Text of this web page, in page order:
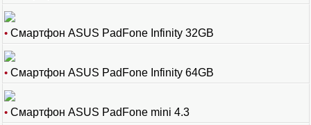
• Смартфон ASUS PadFone Infinity 32GB
• Смартфон ASUS PadFone Infinity 64GB
• Смартфон ASUS PadFone mini 4.3